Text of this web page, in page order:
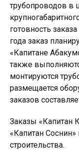
трубопроводов в
готовность
года заказ
«Капитане
также
монтируются
размещается
заказов
Заказы «Капитан
«Капитан Соснин»
строительства.